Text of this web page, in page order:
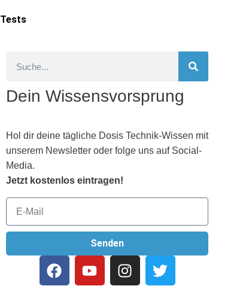
Tests
Dein Wissensvorsprung
Hol dir deine tägliche Dosis Technik-Wissen mit
unserem Newsletter oder folge uns auf Social-
Media.
Jetzt kostenlos eintragen!
Senden